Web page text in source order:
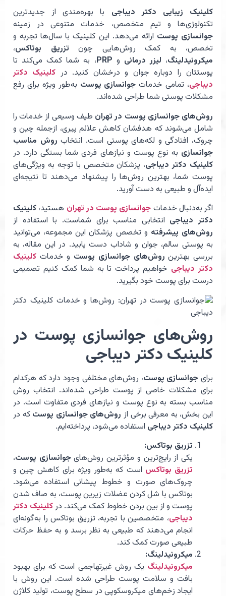
کلینیک زیبایی دکتر دیباجی با بهره‌مندی از جدیدترین
تکنولوژی‌ها و تیم متخصص، خدمات متنوعی در زمینه
جوانسازی پوست ارائه می‌دهد. این کلینیک با سال‌ها تجربه و
تخصص، به کمک روش‌هایی چون تزریق بوتاکس،
میکرونیدلینگ، لیزر درمانی و PRP، به شما کمک می‌کند تا
پوستتان را دوباره جوان و درخشان کنید. در کلینیک دکتر
دیباجی، تمامی خدمات جوانسازی پوست به‌طور ویژه برای رفع
مشکلات پوستی شما طراحی شده‌اند.
روش‌های جوانسازی پوست در تهران طیف وسیعی از خدمات را
شامل می‌شوند که هدفشان کاهش علائم پیری، ازجمله چین و
چروک، افتادگی و لکه‌های پوستی است. انتخاب روش مناسب
جوانسازی به نوع پوست و نیازهای فردی شما بستگی دارد. در
کلینیک دکتر دیباجی، پزشکان متخصص با توجه به ویژگی‌های
پوست شما، بهترین روش‌ها را پیشنهاد می‌دهند تا نتیجه‌ای
ایده‌آل و طبیعی به دست آورید.
اگر به‌دنبال خدمات جوانسازی پوست در تهران هستید، کلینیک
دکتر دیباجی انتخابی مناسب برای شماست. با استفاده از
روش‌های پیشرفته و تخصص پزشکان این مجموعه، می‌توانید
به پوستی سالم، جوان و شاداب دست یابید. در این مقاله، به
بررسی بهترین روش‌های جوانسازی پوست و خدمات کلینیک
دکتر دیباجی خواهیم پرداخت تا به شما کمک کنیم تصمیمی
درست برای پوست خود بگیرید.
روش‌های جوانسازی پوست در
کلینیک دکتر دیباجی
برای جوانسازی پوست، روش‌های مختلفی وجود دارد که هرکدام
برای مشکلات خاصی از پوست طراحی شده‌اند. انتخاب روش
مناسب بسته به نوع پوست و نیازهای فردی متفاوت است. در
این بخش، به معرفی برخی از روش‌های جوانسازی پوست که در
کلینیک دکتر دیباجی استفاده می‌شود، پرداخته‌ایم.
تزریق بوتاکس:
یکی از رایج‌ترین و مؤثرترین روش‌هایجوانسازی پوست،
تزریق بوتاکس است که به‌طور ویژه برای کاهش چین و
چروک‌های صورت و خطوط پیشانی استفاده می‌شود.
بوتاکس با شل کردن عضلات زیرین پوست، به صاف شدن
پوست و از بین بردن خطوط کمک می‌کند. درکلینیک دکتر
دیباجی، متخصصین با تجربه، تزریق بوتاکس را به‌گونه‌ای
انجام می‌دهند که طبیعی به نظر برسد و به حفظ حرکات
طبیعی صورت کمک کند.
میکرونیدلینگ:
میکرونیدلینگ یک روش غیرتهاجمی است که برای بهبود
بافت و سلامت پوست طراحی شده است. این روش با
ایجاد زخم‌های میکروسکوپی در سطح پوست، تولید کلاژن